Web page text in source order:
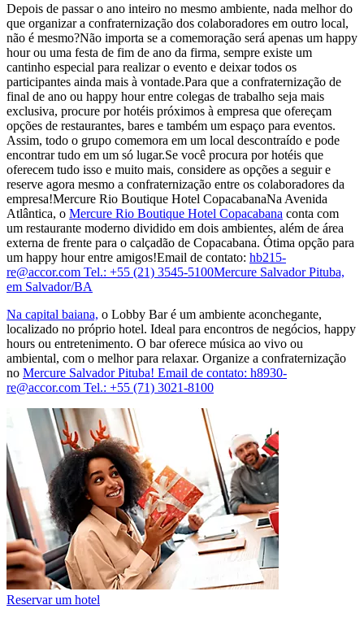
Depois de passar o ano inteiro no mesmo ambiente, nada melhor do
que organizar a confraternização dos colaboradores em outro local,
não é mesmo?Não importa se a comemoração será apenas um happy
hour ou uma festa de fim de ano da firma, sempre existe um
cantinho especial para realizar o evento e deixar todos os
participantes ainda mais à vontade.Para que a confraternização de
final de ano ou happy hour entre colegas de trabalho seja mais
exclusiva, procure por hotéis próximos à empresa que ofereçam
opções de restaurantes, bares e também um espaço para eventos.
Assim, todo o grupo comemora em um local descontraído e pode
encontrar tudo em um só lugar.Se você procura por hotéis que
oferecem tudo isso e muito mais, considere as opções a seguir e
reserve agora mesmo a confraternização entre os colaboradores da
empresa!Mercure Rio Boutique Hotel CopacabanaNa Avenida
Atlântica, o Mercure Rio Boutique Hotel Copacabana conta com
um restaurante moderno dividido em dois ambientes, além de área
externa de frente para o calçadão de Copacabana. Ótima opção para
um happy hour entre amigos!Email de contato: hb215-
re@accor.com Tel.: +55 (21) 3545-5100Mercure Salvador Pituba,
em Salvador/BA
Na capital baiana, o Lobby Bar é um ambiente aconchegante,
localizado no próprio hotel. Ideal para encontros de negócios, happy
hours ou entretenimento. O bar oferece música ao vivo ou
ambiental, com o melhor para relaxar. Organize a confraternização
no Mercure Salvador Pituba! Email de contato: h8930-
re@accor.com Tel.: +55 (71) 3021-8100
Reservar um hotel